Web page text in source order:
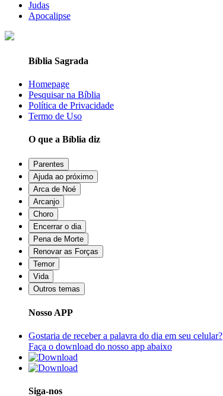
Judas
Apocalipse
Bíblia Sagrada
Homepage
Pesquisar na Bíblia
Política de Privacidade
Termo de Uso
O que a Bíblia diz
Parentes
Ajuda ao próximo
Arca de Noé
Arcanjo
Choro
Encerrar o dia
Pena de Morte
Renovar as Forças
Temor
Vida
Outros temas
Nosso APP
Gostaria de receber a palavra do dia em seu celular?
Faça o download do nosso app abaixo
Siga-nos